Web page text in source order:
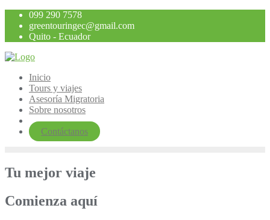
Saltar
contenido
099 290 7578
greentouringec@gmail.com
Quito - Ecuador
Inicio
Tours y viajes
Asesoría Migratoria
Sobre nosotros
Contáctanos
Tu mejor viaje
Comienza aquí